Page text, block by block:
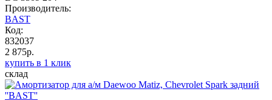
Производитель:
BAST
Код:
832037
2 875р.
купить в 1 клик
склад